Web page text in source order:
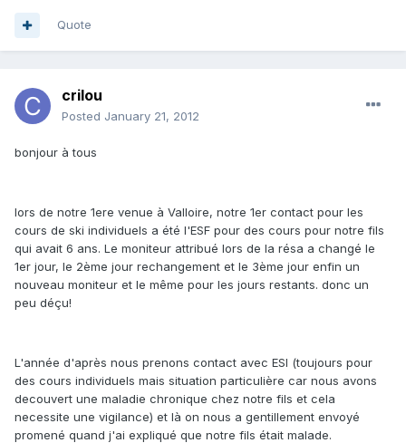
Quote
crilou
Posted January 21, 2012
bonjour à tous
lors de notre 1ere venue à Valloire, notre 1er contact pour les
cours de ski individuels a été l'ESF pour des cours pour notre fils
qui avait 6 ans. Le moniteur attribué lors de la résa a changé le
1er jour, le 2ème jour rechangement et le 3ème jour enfin un
nouveau moniteur et le même pour les jours restants. donc un
peu déçu!
L'année d'après nous prenons contact avec ESI (toujours pour
des cours individuels mais situation particulière car nous avons
decouvert une maladie chronique chez notre fils et cela
necessite une vigilance) et là on nous a gentillement envoyé
promené quand j'ai expliqué que notre fils était malade.